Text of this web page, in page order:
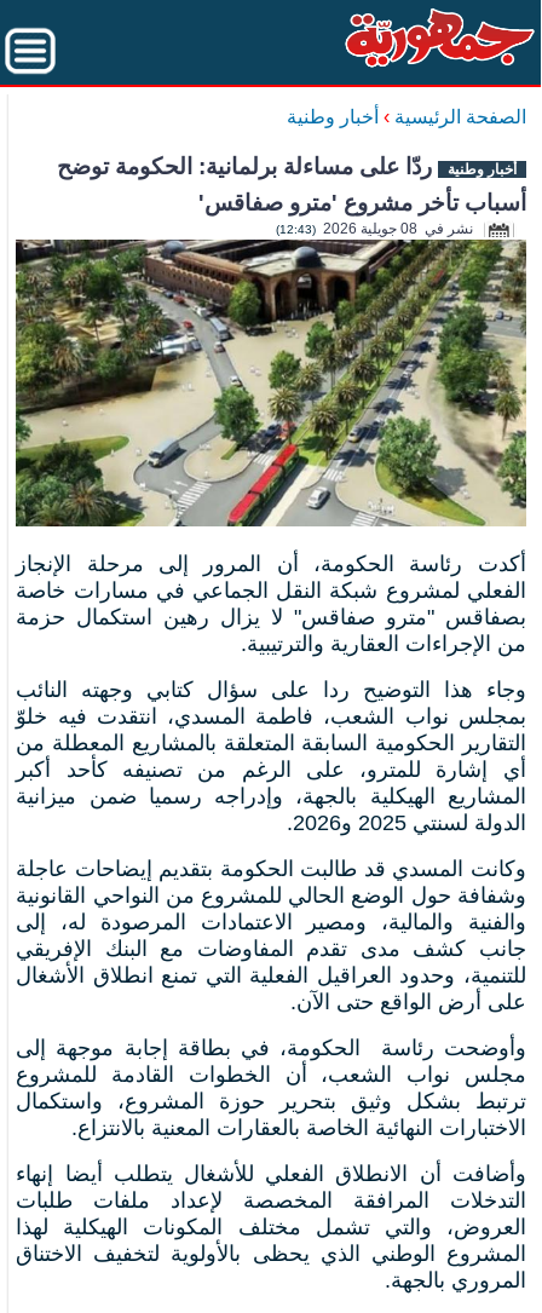
الصفحة الرئيسية › أخبار وطنية
أخبار وطنية ردّا على مساءلة برلمانية: الحكومة توضح
أسباب تأخر مشروع 'مترو صفاقس'
نشر في 08 جويلية 2026 (12:43)
أكدت رئاسة الحكومة، أن المرور إلى مرحلة الإنجاز
الفعلي لمشروع شبكة النقل الجماعي في مسارات خاصة
بصفاقس "مترو صفاقس" لا يزال رهين استكمال حزمة
من الإجراءات العقارية والترتيبية.
وجاء هذا التوضيح ردا على سؤال كتابي وجهته النائب
بمجلس نواب الشعب، فاطمة المسدي، انتقدت فيه خلوّ
التقارير الحكومية السابقة المتعلقة بالمشاريع المعطلة من
أي إشارة للمترو، على الرغم من تصنيفه كأحد أكبر
المشاريع الهيكلية بالجهة، وإدراجه رسميا ضمن ميزانية
الدولة لسنتي 2025 و2026.
وكانت المسدي قد طالبت الحكومة بتقديم إيضاحات عاجلة
وشفافة حول الوضع الحالي للمشروع من النواحي القانونية
والفنية والمالية، ومصير الاعتمادات المرصودة له، إلى
جانب كشف مدى تقدم المفاوضات مع البنك الإفريقي
للتنمية، وحدود العراقيل الفعلية التي تمنع انطلاق الأشغال
على أرض الواقع حتى الآن.
وأوضحت رئاسة الحكومة، في بطاقة إجابة موجهة إلى
مجلس نواب الشعب، أن الخطوات القادمة للمشروع
ترتبط بشكل وثيق بتحرير حوزة المشروع، واستكمال
الاختبارات النهائية الخاصة بالعقارات المعنية بالانتزاع.
وأضافت أن الانطلاق الفعلي للأشغال يتطلب أيضا إنهاء
التدخلات المرافقة المخصصة لإعداد ملفات طلبات
العروض، والتي تشمل مختلف المكونات الهيكلية لهذا
المشروع الوطني الذي يحظى بالأولوية لتخفيف الاختناق
المروري بالجهة.